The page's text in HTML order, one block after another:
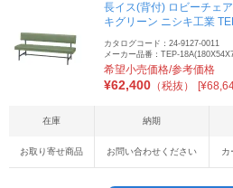
長イス(背付) ロビーチェ
キグリーン ニシキ工業
カタログコード：24-9127-0011
メーカー品番：TEP-
希望小売価格/参考価格
¥62,400 （税抜）
在庫 納期
お取り寄せ商品 お問い合わせください カ